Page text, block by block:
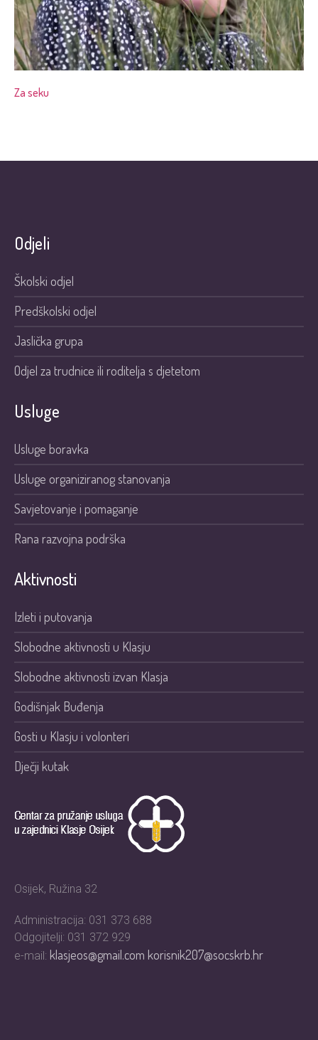
Za seku
Odjeli
Školski odjel
Predškolski odjel
Jaslička grupa
Odjel za trudnice ili roditelja s djetetom
Usluge
Usluge boravka
Usluge organiziranog stanovanja
Savjetovanje i pomaganje
Rana razvojna podrška
Aktivnosti
Izleti i putovanja
Slobodne aktivnosti u Klasju
Slobodne aktivnosti izvan Klasja
Godišnjak Buđenja
Gosti u Klasju i volonteri
Dječji kutak
Osijek, Ružina 32
Administracija: 031 373 688
Odgojitelji: 031 372 929
e-mail: klasjeos@gmail.comkorisnik207@socskrb.hr